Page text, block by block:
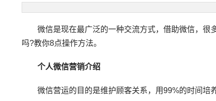
微信是现在最广泛的一种交流方式，借助微信，很
吗?教你8点操作方法。
个人微信营销介绍
微信营运的目的是维护顾客关系，用99%的时间培养